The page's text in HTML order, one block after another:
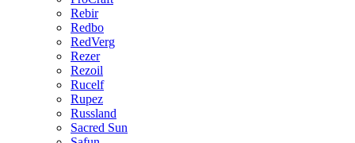
Rebir
Redbo
RedVerg
Rezer
Rezoil
Rucelf
Rupez
Russland
Sacred Sun